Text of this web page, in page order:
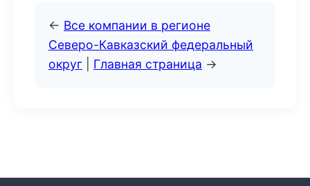
← Все компании в регионе
Северо-Кавказский федеральный
округ
Главная страница →